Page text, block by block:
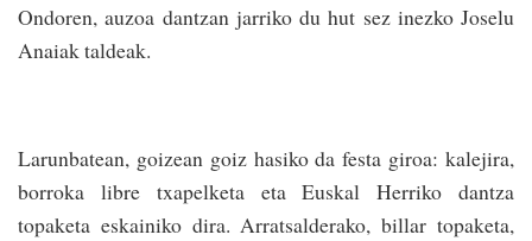
Ondoren, auzoa dantzan jarriko du hut sez inezko Joselu
Anaiak taldeak.
Larunbatean, goizean goiz hasiko da festa giroa: kalejira,
borroka libre txapelketa eta Euskal Herriko dantza
topaketa eskainiko dira. Arratsalderako, billar topaketa,